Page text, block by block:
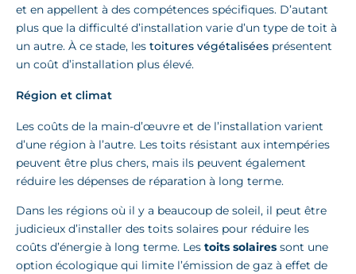
et en appellent à des compétences spécifiques. D’autant
plus que la difficulté d’installation varie d’un type de toit à
un autre. À ce stade, les toitures végétalisées présentent
un coût d’installation plus élevé.
Région et climat
Les coûts de la main-d’œuvre et de l’installation varient
d’une région à l’autre. Les toits résistant aux intempéries
peuvent être plus chers, mais ils peuvent également
réduire les dépenses de réparation à long terme.
Dans les régions où il y a beaucoup de soleil, il peut être
judicieux d’installer des toits solaires pour réduire les
coûts d’énergie à long terme. Les toits solaires sont une
option écologique qui limite l’émission de gaz à effet de